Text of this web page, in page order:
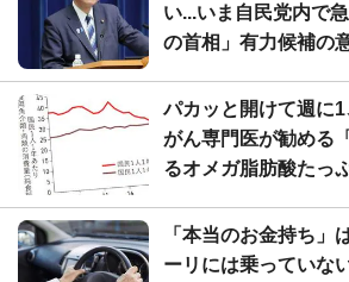
い...いま自民党内で
の首相」有力候補の
パカッと開けて週に
がん専門医が勧める
るオメガ脂肪酸たっ
「本当のお金持ち」
ーリには乗っていな